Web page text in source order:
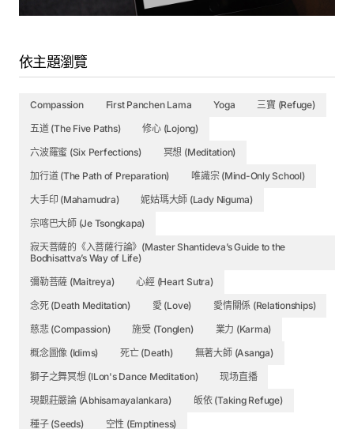
依主題瀏覽
Compassion First Panchen Lama Yoga
三寶 (Refuge)
五道 (The Five Paths)
修心 (Lojong)
六波羅蜜 (Six Perfections)
冥想 (Meditation)
加行道 (The Path of Preparation)
唯識宗 (Mind-Only School)
大手印 (Mahamudra)
妮姑瑪大師 (Lady Niguma)
宗喀巴大師 (Je Tsongkapa)
寂天菩薩的《入菩薩行論》(Master Shantideva’s Guide to the
Bodhisattva’s Way of Life)
彌勒菩薩 (Maitreya)
心經 (Heart Sutra)
念死 (Death Meditation)
愛 (Love)
愛情關係 (Relationships)
慈悲 (Compassion)
施受 (Tonglen)
業力 (Karma)
概念圖像 (Idims)
死亡 (Death)
無著大師 (Asanga)
獅子之舞冥想 (lLon's Dance Meditation)
现场直播
現觀莊嚴論 (Abhisamayalankara)
皈依 (Taking Refuge)
種子 (Seeds)
空性 (Emptiness)